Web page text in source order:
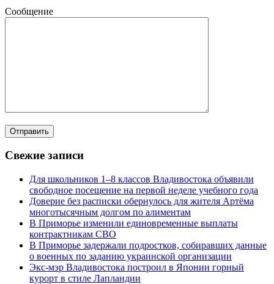
Сообщение
Свежие записи
Для школьников 1–8 классов Владивостока объявили
свободное посещение на первой неделе учебного года
Доверие без расписки обернулось для жителя Артёма
многотысячным долгом по алиментам
В Приморье изменили единовременные выплаты
контрактникам СВО
В Приморье задержали подростков, собиравших данные
о военных по заданию украинской организации
Экс-мэр Владивостока построил в Японии горный
курорт в стиле Лапландии